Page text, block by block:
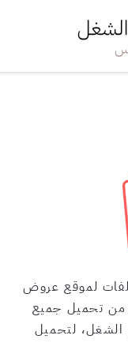
لموقع عروض
تحميل جميع
الشغل، لتحميل
Toggle